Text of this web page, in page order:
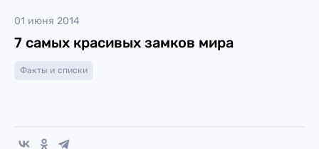
01 июня 2014
7 самых красивых замков мира
Факты и списки